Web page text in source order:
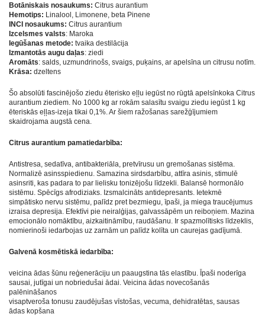
Botāniskais nosaukums: Citrus aurantium
Hemotips: Linalool, Limonene, beta Pinene
INCI nosaukums: Citrus aurantium
Izcelsmes valsts: Maroka
Iegūšanas metode: tvaika destilācija
Izmantotās augu daļas: ziedi
Aromāts: salds, uzmundrinošs, svaigs, puķains, ar apelsīna un citrusu notīm.
Krāsa: dzeltens
Šo absolūti fascinējošo ziedu ēterisko eļļu iegūst no rūgtā apelsīnkoka Citrus
aurantium ziediem. No 1000 kg ar rokām salasītu svaigu ziedu iegūst 1 kg
ēteriskās eļļas-izeja tikai 0,1%. Ar šiem ražošanas sarežģījumiem
skaidrojama augstā cena.
Citrus aurantium pamatiedarbība:
Antistresa, sedatīva, antibakteriāla, pretvīrusu un gremošanas sistēma.
Normalizē asinsspiedienu. Samazina sirdsdarbību, attīra asinis, stimulē
asinsriti, kas padara to par lielisku tonizējošu līdzekli. Balansē hormonālo
sistēmu. Spēcīgs afrodiziaks. Izsmalcināts antidepresants. Ietekmē
simpātisko nervu sistēmu, palīdz pret bezmiegu, īpaši, ja miega traucējumus
izraisa depresija. Efektīvi pie neiralģijas, galvassāpēm un reiboņiem. Mazina
emocionālo nomāktību, aizkaitināmību, raudāšanu. Ir spazmolītisks līdzeklis,
nomierinoši iedarbojas uz zarnām un palīdz kolīta un caurejas gadījumā.
Galvenā kosmētiskā iedarbība:
veicina ādas šūnu reģenerāciju un paaugstina tās elastību. Īpaši noderīga
sausai, jutīgai un nobriedušai ādai. Veicina ādas novecošanās
palēnināšanos
visaptveroša tonusu zaudējušas vīstošas, vecuma, dehidratētas, sausas
ādas kopšana